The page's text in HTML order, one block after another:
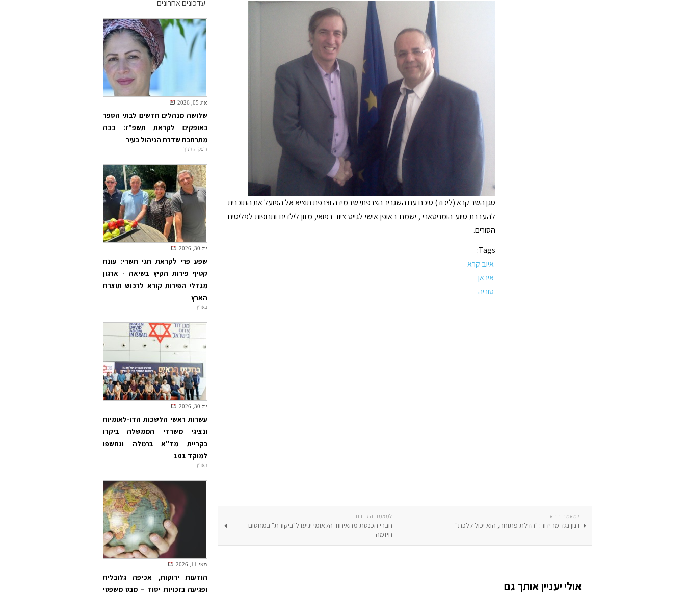
סגן השר קרא (ליכוד) סיכם עם השגריר הצרפתי שבמידה וצרפת תוציא אל הפועל את התוכנית
להעברת סיוע הומניטארי , ישמח באופן אישי לגייס ציוד רפואי, מזון לילדים ותרופות לפליטים
הסורים.
Tags:
איוב קרא
איראן
סוריה
למאמר הקודם
חברי הכנסת מהאיחוד הלאומי יגיעו ל"ביקורת" במחסום
חיזמה
למאמר הבא
דנון נגד מרידור: "הדלת פתוחה, הוא יכול ללכת"
אולי יעניין אותך גם
עדכונים אחרונים
אוג 05, 2026
שלושה מנהלים חדשים לבתי הספר
באופקים לקראת תשפ"ז: ככה
מתרחבת שדרת הניהול בעיר
דופק החינוך
יול 30, 2026
שפע פרי לקראת חגי תשרי: עונת
קטיף פירות הקיץ בשיאה - ארגון
מגדלי הפירות קורא לרכוש תוצרת
הארץ
בארץ
יול 30, 2026
עשרות ראשי הלשכות הדו-לאומיות
ונציגי משרדי הממשלה ביקרו
בקריית מד"א ברמלה ונחשפו
למוקד 101
בארץ
מאי 11, 2026
הודעות ירוקות, אכיפה גלובלית
ופגיעה בזכויות יסוד – מבט משפטי